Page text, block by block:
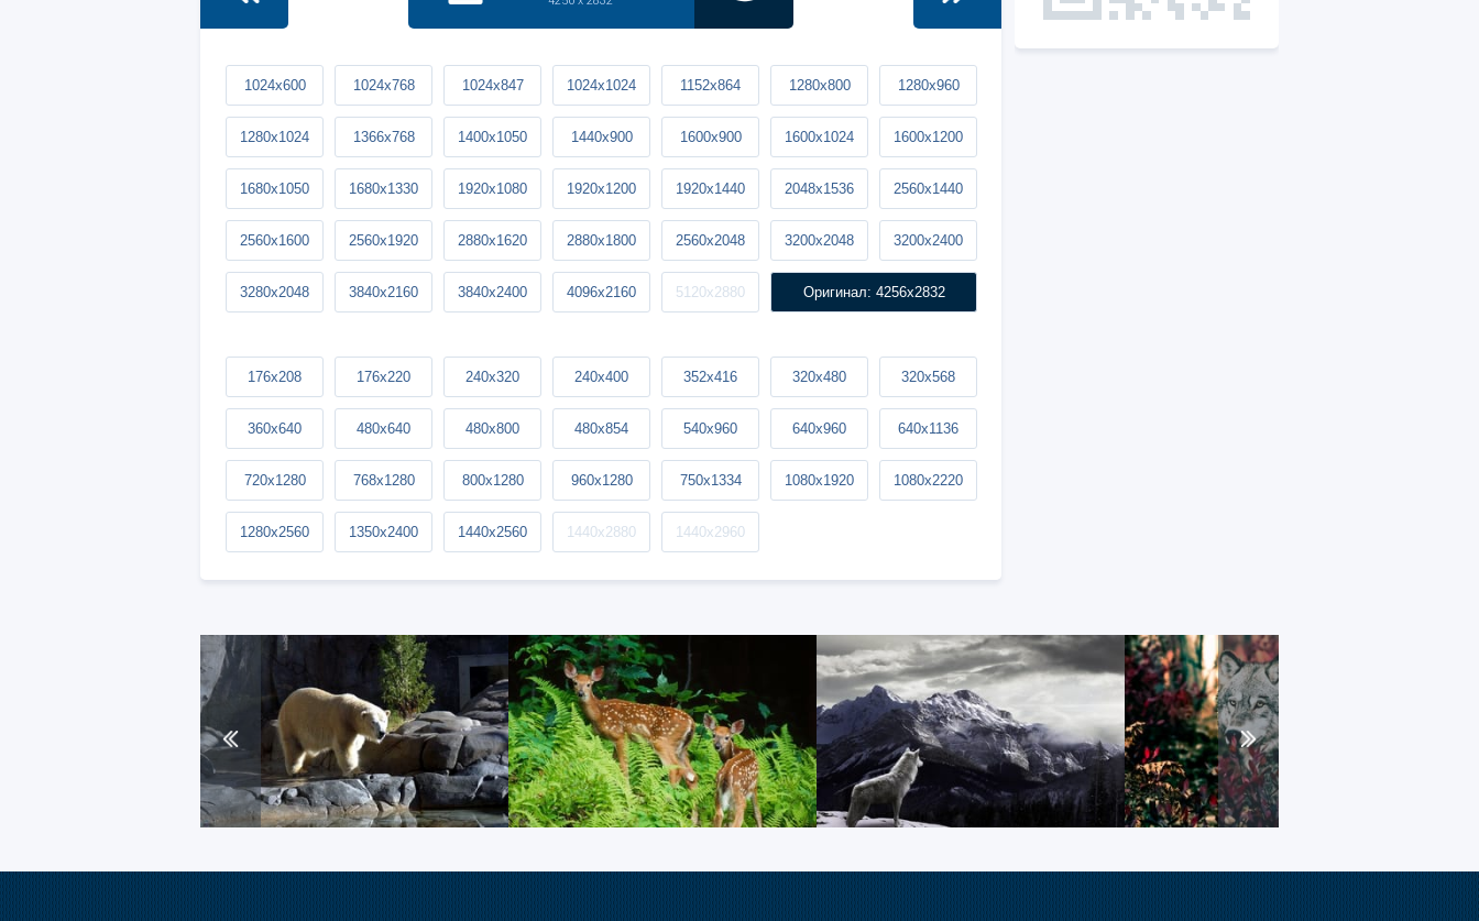
1024x600 1024x768 1024x847 1024x1024 1152x864 1280x800 1280x960
1280x1024 1366x768 1400x1050 1440x900 1600x900 1600x1024 1600x1200
1680x1050 1680x1330 1920x1080 1920x1200 1920x1440 2048x1536 2560x1440
2560x1600 2560x1920 2880x1620 2880x1800 2560x2048 3200x2048 3200x2400
3280x2048 3840x2160 3840x2400 4096x2160 5120x2880 Оригинал: 4256x2832
176x208 176x220 240x320 240x400 352x416 320x480 320x568
360x640 480x640 480x800 480x854 540x960 640x960 640x1136
720x1280 768x1280 800x1280 960x1280 750x1334 1080x1920 1080x2220
1280x2560 1350x2400 1440x2560 1440x2880 1440x2960